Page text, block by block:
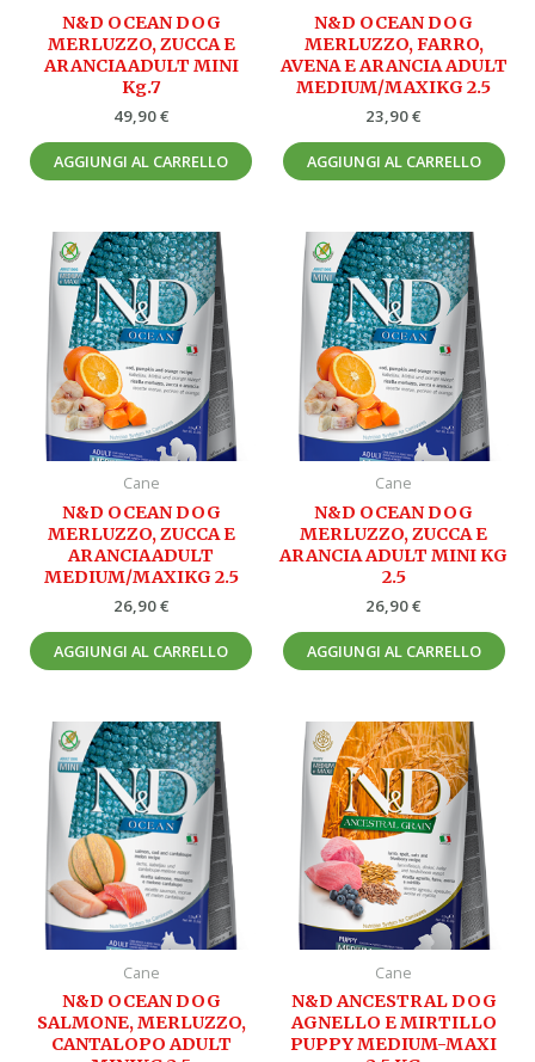
N&D OCEAN DOG
MERLUZZO, ZUCCA E
ARANCIAADULT MINI
Kg.7
49,90€
AGGIUNGI AL CARRELLO
N&D OCEAN DOG
MERLUZZO, FARRO,
AVENA E ARANCIA ADULT
MEDIUM/MAXIKG 2.5
23,90€
AGGIUNGI AL CARRELLO
Cane
N&D OCEAN DOG
MERLUZZO, ZUCCA E
ARANCIAADULT
MEDIUM/MAXIKG 2.5
26,90€
AGGIUNGI AL CARRELLO
Cane
N&D OCEAN DOG
MERLUZZO, ZUCCA E
ARANCIA ADULT MINI KG
2.5
26,90€
AGGIUNGI AL CARRELLO
Cane
N&D OCEAN DOG
SALMONE, MERLUZZO,
CANTALOPO ADULT
Cane
N&D ANCESTRAL DOG
AGNELLO E MIRTILLO
PUPPY MEDIUM-MAXI